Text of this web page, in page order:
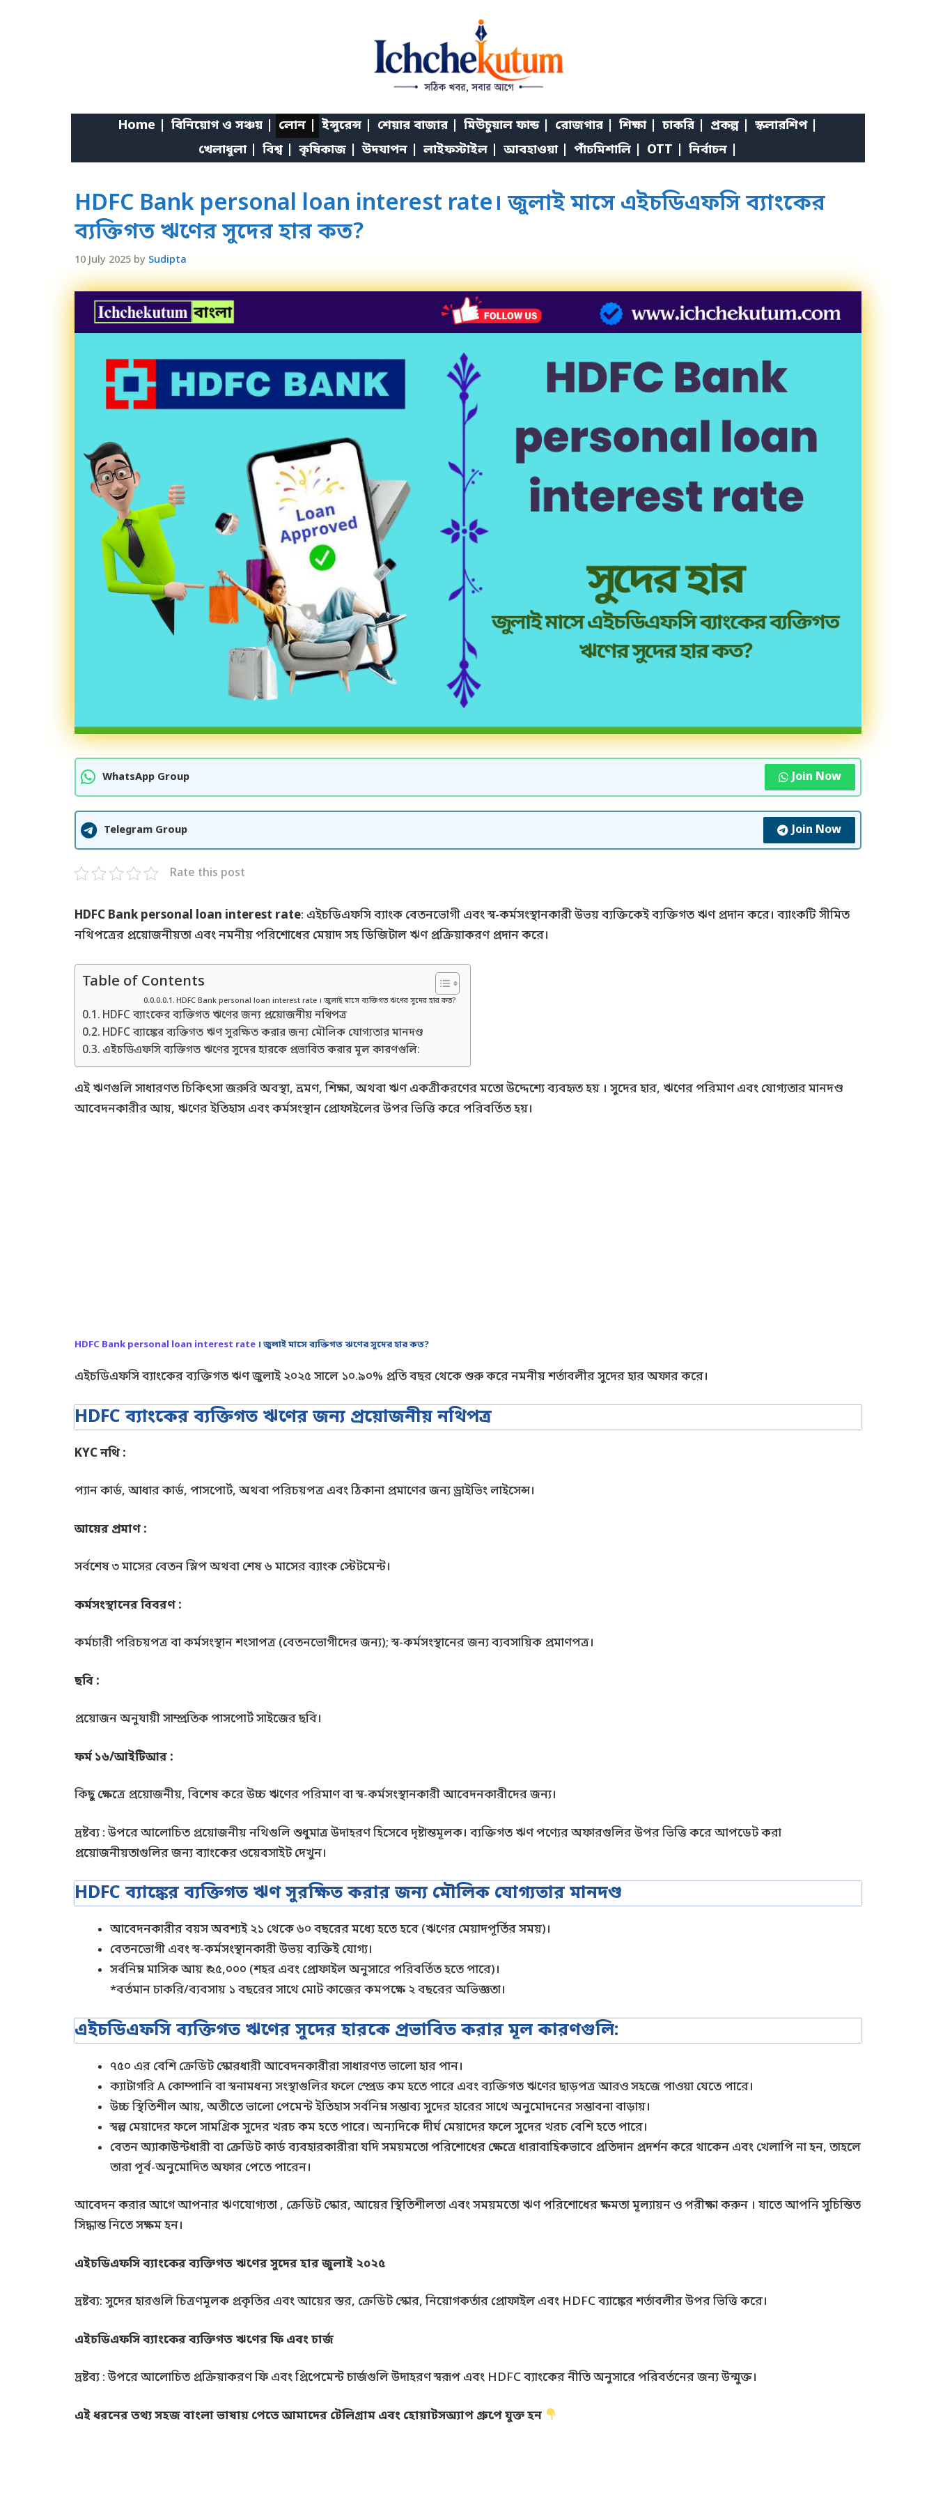
Home | বিনিয়োগ ও সঞ্চয় | লোন | ইন্সুরেন্স | শেয়ার বাজার | মিউচুয়াল ফান্ড | রোজগার | শিক্ষা | চাকরি | প্রকল্প |
স্কলারশিপ |
খেলাধুলা |
বিশ্ব | কৃষিকাজ | উদযাপন | লাইফস্টাইল | আবহাওয়া | পাঁচমিশালি | OTT | নির্বাচন |
HDFC Bank personal loan interest rate। জুলাই মাসে এইচডিএফসি ব্যাংকের
ব্যক্তিগত ঋণের সুদের হার কত?
10 July 2025 by Sudipta
WhatsApp Group Join Now
Telegram Group Join Now
Rate this post
HDFC Bank personal loan interest rate: এইচডিএফসি ব্যাংক বেতনভোগী এবং স্ব-কর্মসংস্থানকারী উভয় ব্যক্তিকেই ব্যক্তিগত ঋণ প্রদান করে। ব্যাংকটি সীমিত
নথিপত্রের প্রয়োজনীয়তা এবং নমনীয় পরিশোধের মেয়াদ সহ ডিজিটাল ঋণ প্রক্রিয়াকরণ প্রদান করে।
Table of Contents
HDFC Bank personal loan interest rate । জুলাই মাসে ব্যক্তিগত ঋণের সুদের হার কত?
HDFC ব্যাংকের ব্যক্তিগত ঋণের জন্য প্রয়োজনীয় নথিপত্র
HDFC ব্যাঙ্কের ব্যক্তিগত ঋণ সুরক্ষিত করার জন্য মৌলিক যোগ্যতার মানদণ্ড
এইচডিএফসি ব্যক্তিগত ঋণের সুদের হারকে প্রভাবিত করার মূল কারণগুলি:
এই ঋণগুলি সাধারণত চিকিৎসা জরুরি অবস্থা, ভ্রমণ, শিক্ষা, অথবা ঋণ একত্রীকরণের মতো উদ্দেশ্যে ব্যবহৃত হয় । সুদের হার, ঋণের পরিমাণ এবং যোগ্যতার মানদণ্ড
আবেদনকারীর আয়, ঋণের ইতিহাস এবং কর্মসংস্থান প্রোফাইলের উপর ভিত্তি করে পরিবর্তিত হয়।
HDFC Bank personal loan interest rate । জুলাই মাসে ব্যক্তিগত ঋণের সুদের হার কত?
এইচডিএফসি ব্যাংকের ব্যক্তিগত ঋণ জুলাই ২০২৫ সালে ১০.৯০% প্রতি বছর থেকে শুরু করে নমনীয় শর্তাবলীর সুদের হার অফার করে।
HDFC ব্যাংকের ব্যক্তিগত ঋণের জন্য প্রয়োজনীয় নথিপত্র
KYC নথি :
প্যান কার্ড, আধার কার্ড, পাসপোর্ট, অথবা পরিচয়পত্র এবং ঠিকানা প্রমাণের জন্য ড্রাইভিং লাইসেন্স।
আয়ের প্রমাণ :
সর্বশেষ ৩ মাসের বেতন স্লিপ অথবা শেষ ৬ মাসের ব্যাংক স্টেটমেন্ট।
কর্মসংস্থানের বিবরণ :
কর্মচারী পরিচয়পত্র বা কর্মসংস্থান শংসাপত্র (বেতনভোগীদের জন্য); স্ব-কর্মসংস্থানের জন্য ব্যবসায়িক প্রমাণপত্র।
ছবি :
প্রয়োজন অনুযায়ী সাম্প্রতিক পাসপোর্ট সাইজের ছবি।
ফর্ম ১৬/আইটিআর :
কিছু ক্ষেত্রে প্রয়োজনীয়, বিশেষ করে উচ্চ ঋণের পরিমাণ বা স্ব-কর্মসংস্থানকারী আবেদনকারীদের জন্য।
দ্রষ্টব্য : উপরে আলোচিত প্রয়োজনীয় নথিগুলি শুধুমাত্র উদাহরণ হিসেবে দৃষ্টান্তমূলক। ব্যক্তিগত ঋণ পণ্যের অফারগুলির উপর ভিত্তি করে আপডেট করা
প্রয়োজনীয়তাগুলির জন্য ব্যাংকের ওয়েবসাইট দেখুন।
HDFC ব্যাঙ্কের ব্যক্তিগত ঋণ সুরক্ষিত করার জন্য মৌলিক যোগ্যতার মানদণ্ড
আবেদনকারীর বয়স অবশ্যই ২১ থেকে ৬০ বছরের মধ্যে হতে হবে (ঋণের মেয়াদপূর্তির সময়)।
বেতনভোগী এবং স্ব-কর্মসংস্থানকারী উভয় ব্যক্তিই যোগ্য।
সর্বনিম্ন মাসিক আয় ₹ ২৫,০০০ (শহর এবং প্রোফাইল অনুসারে পরিবর্তিত হতে পারে)।
*বর্তমান চাকরি/ব্যবসায় ১ বছরের সাথে মোট কাজের কমপক্ষে ২ বছরের অভিজ্ঞতা।
এইচডিএফসি ব্যক্তিগত ঋণের সুদের হারকে প্রভাবিত করার মূল কারণগুলি:
৭৫০ এর বেশি ক্রেডিট স্কোরধারী আবেদনকারীরা সাধারণত ভালো হার পান।
ক্যাটাগরি A কোম্পানি বা স্বনামধন্য সংস্থাগুলির ফলে স্প্রেড কম হতে পারে এবং ব্যক্তিগত ঋণের ছাড়পত্র আরও সহজে পাওয়া যেতে পারে।
উচ্চ স্থিতিশীল আয়, অতীতে ভালো পেমেন্ট ইতিহাস সর্বনিম্ন সম্ভাব্য সুদের হারের সাথে অনুমোদনের সম্ভাবনা বাড়ায়।
স্বল্প মেয়াদের ফলে সামগ্রিক সুদের খরচ কম হতে পারে। অন্যদিকে দীর্ঘ মেয়াদের ফলে সুদের খরচ বেশি হতে পারে।
বেতন অ্যাকাউন্টধারী বা ক্রেডিট কার্ড ব্যবহারকারীরা যদি সময়মতো পরিশোধের ক্ষেত্রে ধারাবাহিকভাবে প্রতিদান প্রদর্শন করে থাকেন এবং খেলাপি না হন, তাহলে
তারা পূর্ব-অনুমোদিত অফার পেতে পারেন।
আবেদন করার আগে আপনার ঋণযোগ্যতা , ক্রেডিট স্কোর, আয়ের স্থিতিশীলতা এবং সময়মতো ঋণ পরিশোধের ক্ষমতা মূল্যায়ন ও পরীক্ষা করুন । যাতে আপনি সুচিন্তিত
সিদ্ধান্ত নিতে সক্ষম হন।
এইচডিএফসি ব্যাংকের ব্যক্তিগত ঋণের সুদের হার জুলাই ২০২৫
দ্রষ্টব্য: সুদের হারগুলি চিত্রণমূলক প্রকৃতির এবং আয়ের স্তর, ক্রেডিট স্কোর, নিয়োগকর্তার প্রোফাইল এবং HDFC ব্যাঙ্কের শর্তাবলীর উপর ভিত্তি করে।
এইচডিএফসি ব্যাংকের ব্যক্তিগত ঋণের ফি এবং চার্জ
দ্রষ্টব্য : উপরে আলোচিত প্রক্রিয়াকরণ ফি এবং প্রিপেমেন্ট চার্জগুলি উদাহরণ স্বরূপ এবং HDFC ব্যাংকের নীতি অনুসারে পরিবর্তনের জন্য উন্মুক্ত।
এই ধরনের তথ্য সহজ বাংলা ভাষায় পেতে আমাদের টেলিগ্রাম এবং হোয়াটসঅ্যাপ গ্রুপে যুক্ত হন